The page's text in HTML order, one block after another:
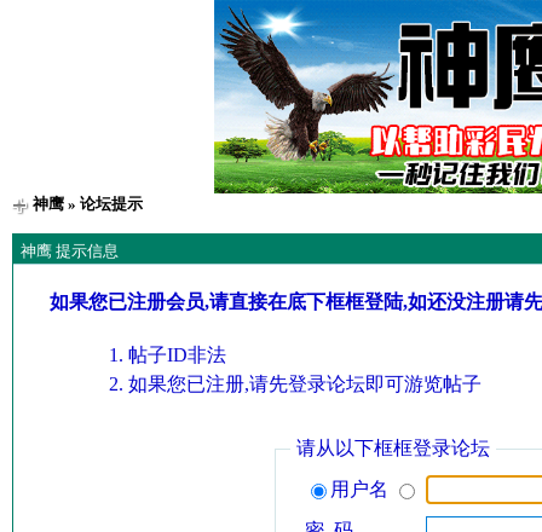
神鹰» 论坛提示
神鹰 提示信息
如果您已注册会员,请直接在底下框框登陆,如还没注册请
帖子ID非法
如果您已注册,请先登录论坛即可游览帖子
请从以下框框登录论坛
用户名